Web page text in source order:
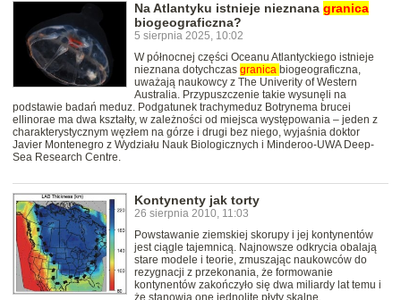
Na Atlantyku istnieje nieznana granica
biogeograficzna?
5 sierpnia 2025, 10:02
W północnej części Oceanu Atlantyckiego istnieje
nieznana dotychczas granica biogeograficzna,
uważają naukowcy z The Univerity of Western
Australia. Przypuszczenie takie wysunęli na
podstawie badań meduz. Podgatunek trachymeduz Botrynema brucei
ellinorae ma dwa kształty, w zależności od miejsca występowania – jeden z
charakterystycznym węzłem na górze i drugi bez niego, wyjaśnia doktor
Javier Montenegro z Wydziału Nauk Biologicznych i Minderoo-UWA Deep-
Sea Research Centre.
Kontynenty jak torty
26 sierpnia 2010, 11:03
Powstawanie ziemskiej skorupy i jej kontynentów
jest ciągle tajemnicą. Najnowsze odkrycia obalają
stare modele i teorie, zmuszając naukowców do
rezygnacji z przekonania, że formowanie
kontynentów zakończyło się dwa miliardy lat temu i